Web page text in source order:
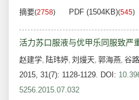
摘要(2758) PDF (1504KB)(545)
活力苏口服液与优甲乐同服致严
赵建学, 陆玮婷, 刘熳天, 郭海燕, 谷
2015, 31(7): 1128-1129. DOI:
5256.2015.07.032